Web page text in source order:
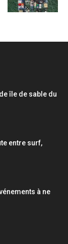
île de sable du
entre surf,
à ne